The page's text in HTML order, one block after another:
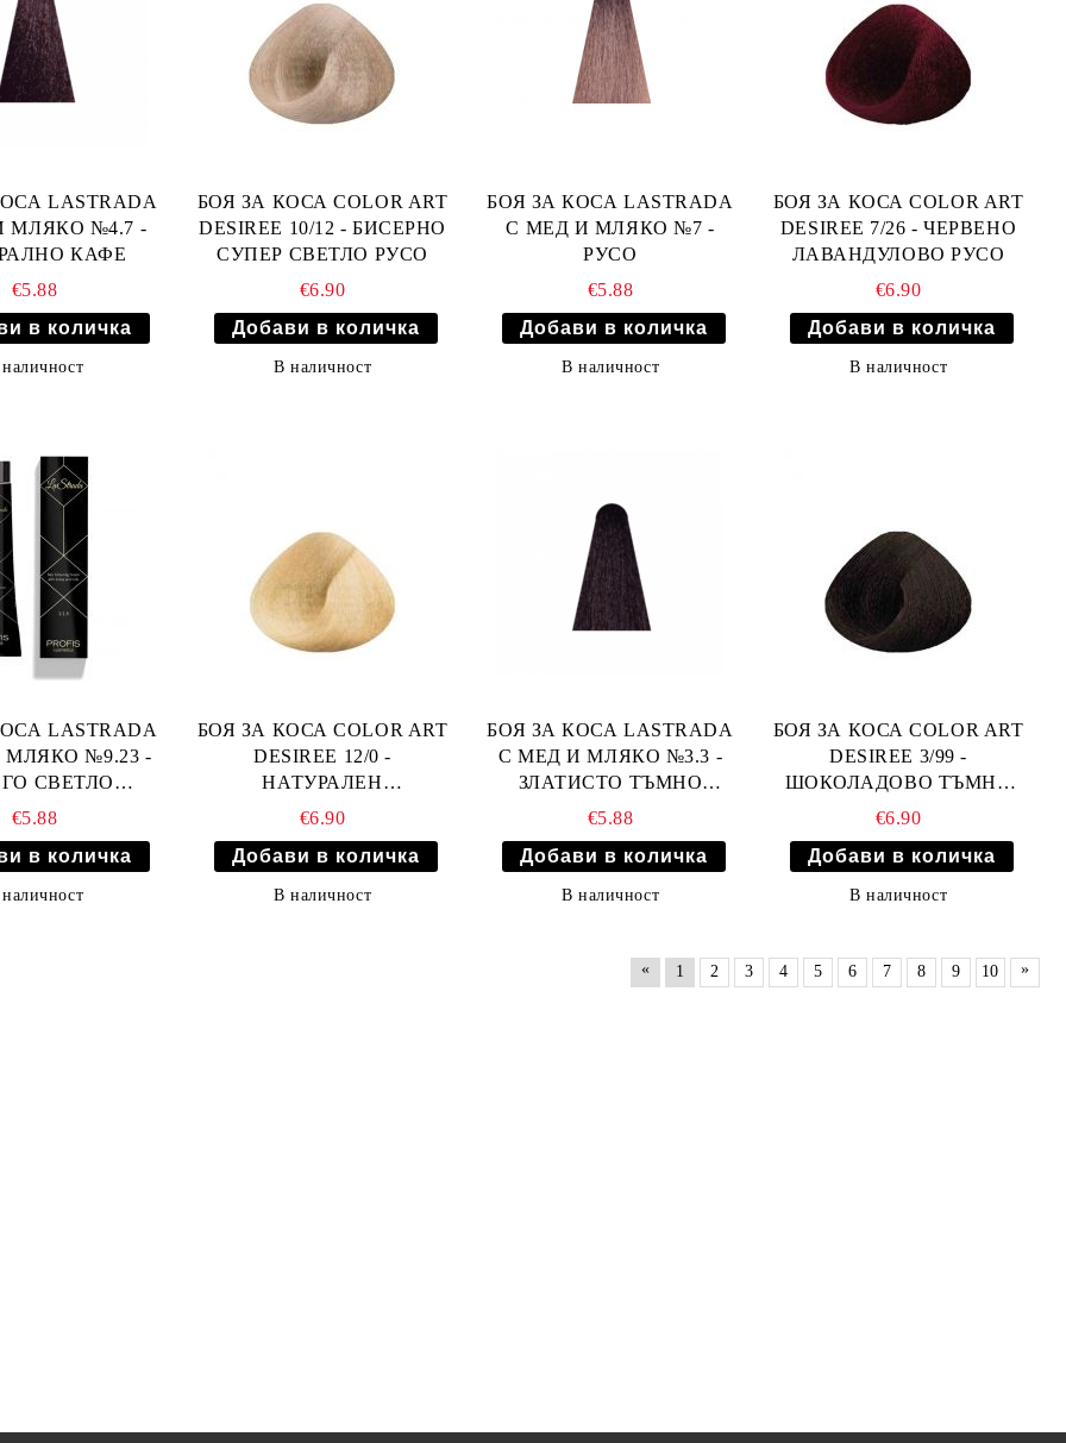
LASTRADA
МЛЯКО №4.7 -
КАФЕ
€5.88
БОЯ ЗА КОСА COLOR ART
DESIREE 10/12 - БИСЕРНО
СУПЕР СВЕТЛО РУСО
€6.90
В наличност
БОЯ ЗА КОСА LASTRADA
С МЕД И МЛЯКО №7 -
РУСО
€5.88
В наличност
БОЯ ЗА КОСА COLOR ART
DESIREE 7/26 - ЧЕРВЕНО
ЛАВАНДУЛОВО РУСО
€6.90
В наличност
LASTRADA
№9.23 -
СВЕТЛО
БЕЖОВО
€5.88
БОЯ ЗА КОСА COLOR ART
DESIREE 12/0 -
НАТУРАЛЕН
УЛТРАИЗРУСИТЕЛ
€6.90
В наличност
БОЯ ЗА КОСА LASTRADA
С МЕД И МЛЯКО №3.3 -
ЗЛАТИСТО ТЪМНО
КАФЯВО
€5.88
В наличност
БОЯ ЗА КОСА COLOR ART
DESIREE 3/99 -
ШОКОЛАДОВО ТЪМНО
КАФЯВО
€6.90
В наличност
« 1 2 3 4 5 6 7 8 9 10 »